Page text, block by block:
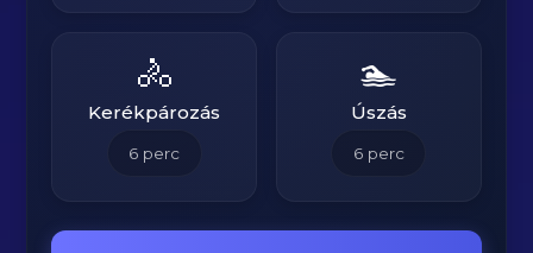
🚴
Kerékpározás
6 perc
🏊
Úszás
6perc